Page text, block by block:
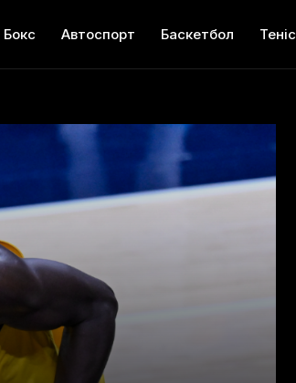
Бокс Автоспорт Баскетбол Теніс